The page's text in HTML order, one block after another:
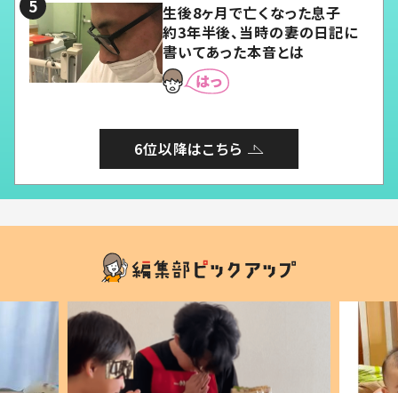
生後8ヶ月で亡くなった息子
約3年半後、当時の妻の日記に
書いてあった本音とは
6位以降はこちら